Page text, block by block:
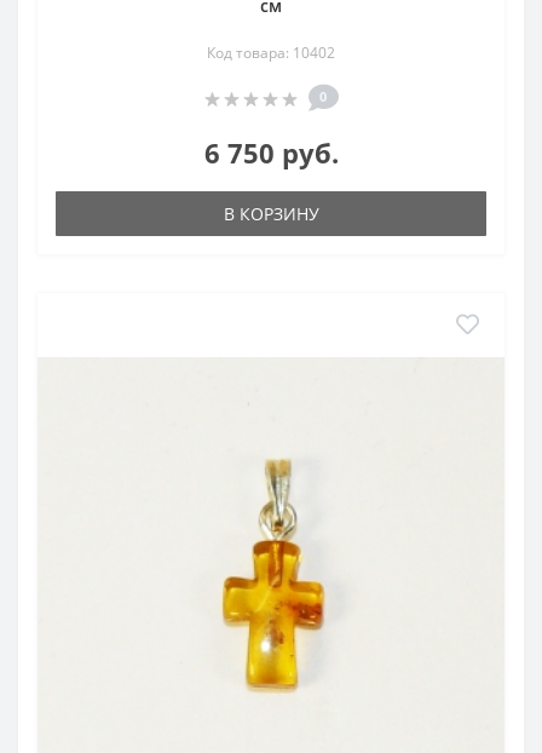
см
Код товара: 10402
0
6 750 руб.
В КОРЗИНУ